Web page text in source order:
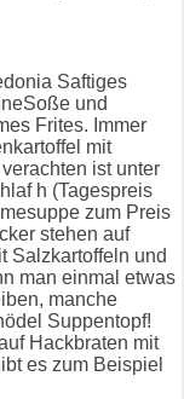
Saftiges
und
Frites. Immer
mit
ist unter
h (Tagespreis
zum Preis
stehen auf
Salzkartoffeln und
man einmal etwas
manche
Suppentopf!
Hackbraten mit
es zum Beispiel